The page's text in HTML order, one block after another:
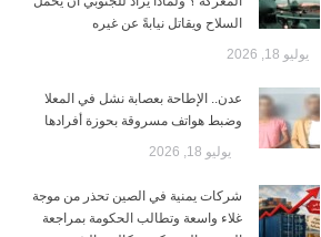
السلاح ويقاتل نيابةً عن غيره
يوليو 18, 2026
عدن.. الإطاحة بعصابة نشل في المعلا
وضبط هواتف مسروقة بحوزة أفرادها
يوليو 18, 2026
شركات يمنية في الصين تحذر من موجة
غلاء واسعة وتطالب الحكومة بمراجعة